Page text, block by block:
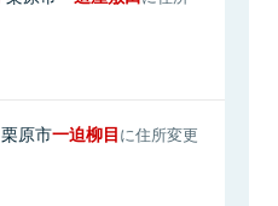
栗原市一迫柳目に住所変更